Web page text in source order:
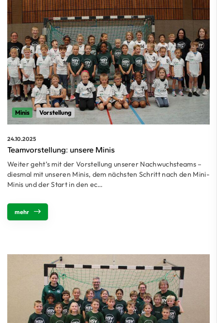
Minis Vorstellung
24.10.2025
Teamvorstellung: unsere Minis
Weiter geht’s mit der Vorstellung unserer Nachwuchsteams –
diesmal mit unseren Minis, dem nächsten Schritt nach den Mini-
Minis und der Start in den ec…
mehr